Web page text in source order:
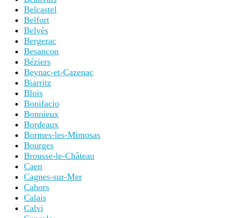
Belcastel
Belfort
Belvès
Bergerac
Besancon
Béziers
Beynac-et-Cazenac
Biarritz
Blois
Bonifacio
Bonnieux
Bordeaux
Bormes-les-Mimosas
Bourges
Brousse-le-Château
Caen
Cagnes-sur-Mer
Cahors
Calais
Calvi